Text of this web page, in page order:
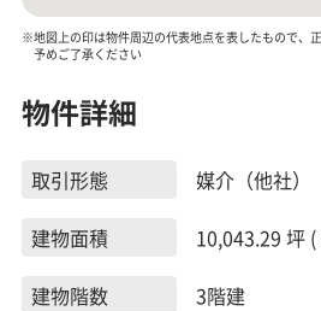
※地図上の印は物件周辺の代表地点を表したもので、
予めご了承ください
物件詳細
取引形態
媒介（他社）
建物面積
10,043.29 坪
建物階数
3階建